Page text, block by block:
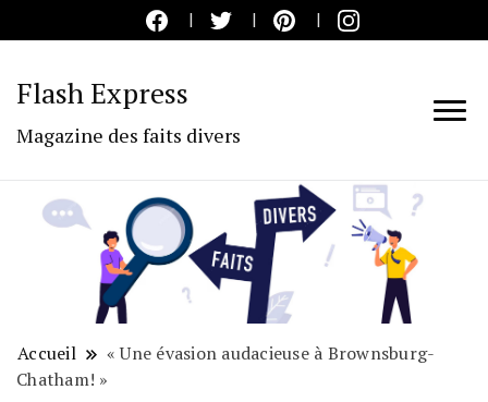
Flash Express
Magazine des faits divers
Accueil
« Une évasion audacieuse à Brownsburg-
Chatham! »